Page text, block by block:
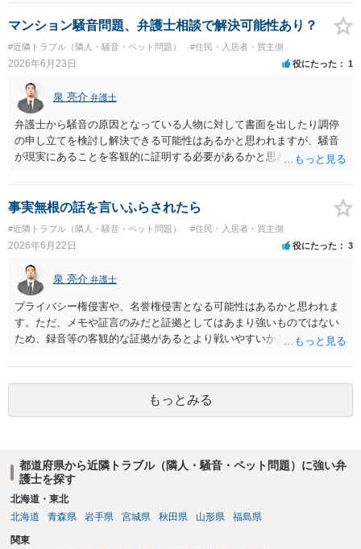
入れてしまっているということなので、もし11,000円の支払い合意も
撤回したいというのであれば、できれば内容証明で先方の支払いの請
求について一切応じるつもりがない旨を書面で伝えたうえで、先に差
し入れた合意書は撤回すると明確に示す必要があります。
マンション騒音問題、弁護士相談で解決可能性あり？
#近隣トラブル（隣人・騒音・ペット問題） #住民・入居者・買主側
2026年6月23日 役にたった 1
泉 亮介 弁護士
弁護士から騒音の原因となっている人物に対して書面を出したり調停
の申し立てを検討し解決できる可能性はあるかと思われますが、騒音
が現実にあることを客観的に証明する必要があるかと思われます。
事実無根の話を言いふらされたら
#近隣トラブル（隣人・騒音・ペット問題） #住民・入居者・買主側
2026年6月22日 役にたった 3
泉 亮介 弁護士
プライバシー権侵害や、名誉権侵害となる可能性はあるかと思われま
す。ただ、メモや証言のみだと証拠としてはあまり強いものではない
ため、録音等の客観的な証拠があるとより戦いやすいかと思われま
もっとみる
都道府県から近隣トラブル（隣人・騒音・ペット問題）に強い弁
護士を探す
北海道・東北
北海道
青森県 岩手県 宮城県 秋田県 山形県 福島県
関東